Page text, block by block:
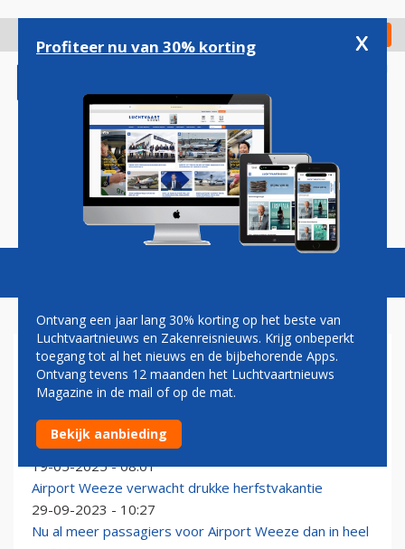
gaan
Check in
Magazine Podcasts Vacatures
RECORD
Record van 200 miljoen passagiers voor
budgetmaatschappij Ryanair
19-05-2025 - 08:01
Airport Weeze verwacht drukke herfstvakantie
29-09-2023 - 10:27
Nu al meer passagiers voor Airport Weeze dan in heel
Profiteer nu van 30% korting x
Ontvang een jaar lang 30% korting op het beste van
Luchtvaartnieuws en Zakenreisnieuws. Krijg onbeperkt
toegang tot al het nieuws en de bijbehorende Apps.
Ontvang tevens 12 maanden het Luchtvaartnieuws
Magazine in de mail of op de mat.
Bekijk aanbieding